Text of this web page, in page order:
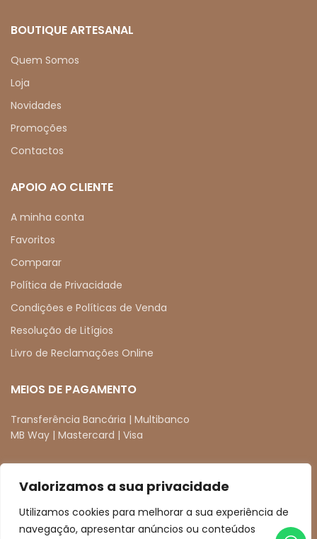
Valorizamos a sua privacidade
Utilizamos cookies para melhorar a sua experiência de
navegação, apresentar anúncios ou conteúdos
BOUTIQUE ARTESANAL
Quem Somos
Loja
Novidades
Promoções
Contactos
APOIO AO CLIENTE
A minha conta
Favoritos
Comparar
Política de Privacidade
Condições e Políticas de Venda
Resolução de Litígios
Livro de Reclamações Online
MEIOS DE PAGAMENTO
Transferência Bancária | Multibanco
MB Way | Mastercard | Visa
REDES SOCIAIS
facebookinstagram